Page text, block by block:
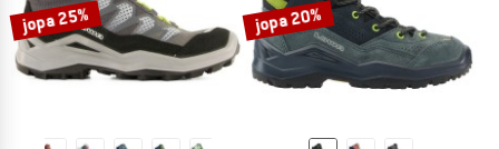
jopa 25% jopa 20%